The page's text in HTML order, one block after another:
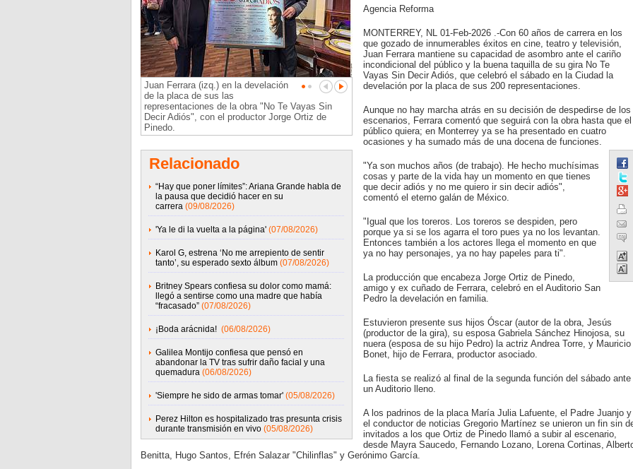
Juan Ferrara (izq.) en la develación
de la placa de sus las
representaciones de la obra "No Te Vayas Sin
Decir Adiós", con el productor Jorge Ortiz de
Pinedo.
Relacionado
“Hay que poner límites”: Ariana Grande habla de
la pausa que decidió hacer en su
carrera (09/08/2026)
'Ya le di la vuelta a la página' (07/08/2026)
Karol G, estrena ‘No me arrepiento de sentir
tanto’, su esperado sexto álbum (07/08/2026)
Britney Spears confiesa su dolor como mamá:
llegó a sentirse como una madre que había
“fracasado” (07/08/2026)
¡Boda arácnida! (06/08/2026)
Galilea Montijo confiesa que pensó en
abandonar la TV tras sufrir daño facial y una
quemadura (06/08/2026)
'Siempre he sido de armas tomar' (05/08/2026)
Perez Hilton es hospitalizado tras presunta crisis
durante transmisión en vivo (05/08/2026)
Agencia Reforma
MONTERREY, NL 01-Feb-2026 .-Con 60 años de carrera en los
que gozado de innumerables éxitos en cine, teatro y televisión,
Juan Ferrara mantiene su capacidad de asombro ante el cariño
incondicional del público y la buena taquilla de su gira No Te
Vayas Sin Decir Adiós, que celebró el sábado en la Ciudad la
develación por la placa de sus 200 representaciones.
Aunque no hay marcha atrás en su decisión de despedirse de los
escenarios, Ferrara comentó que seguirá con la obra hasta que el
público quiera; en Monterrey ya se ha presentado en cuatro
ocasiones y ha sumado más de una docena de funciones.
"Ya son muchos años (de trabajo). He hecho muchísimas
cosas y parte de la vida hay un momento en que tienes
que decir adiós y no me quiero ir sin decir adiós",
comentó el eterno galán de México.
"Igual que los toreros. Los toreros se despiden, pero
porque ya si se los agarra el toro pues ya no los levantan.
Entonces también a los actores llega el momento en que
ya no hay personajes, ya no hay papeles para ti".
La producción que encabeza Jorge Ortiz de Pinedo,
amigo y ex cuñado de Ferrara, celebró en el Auditorio San
Pedro la develación en familia.
Estuvieron presente sus hijos Óscar (autor de la obra, Jesús
(productor de la gira), su esposa Gabriela Sánchez Hinojosa, su
nuera (esposa de su hijo Pedro) la actriz Andrea Torre, y Mauricio
Bonet, hijo de Ferrara, productor asociado.
La fiesta se realizó al final de la segunda función del sábado ante
un Auditorio lleno.
A los padrinos de la placa María Julia Lafuente, el Padre Juanjo y
el conductor de noticias Gregorio Martínez se unieron un fin sin
invitados a los que Ortiz de Pinedo llamó a subir al escenario,
desde Mayra Saucedo, Fernando Lozano, Lorena Cortinas,
Benitta, Hugo Santos, Efrén Salazar "Chilinflas" y Gerónimo García.